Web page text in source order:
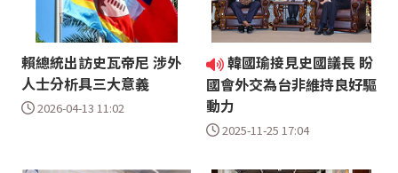
賴總統出訪史瓦帝尼 涉外
人士分析具三大意義
2026-04-13 11:02
韓國瑜接見史國議長 盼
國會外交為台非維持良好驅
動力
2025-11-25 17:04